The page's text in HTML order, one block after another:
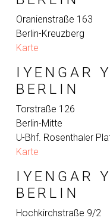
Oranienstraße 163
Berlin-Kreuzberg
Karte
IYENGAR
BERLIN
Torstraße 126
Berlin-Mitte
U-Bhf. Rosenthaler
Karte
IYENGAR
BERLIN
Hochkirchstraße 9/2